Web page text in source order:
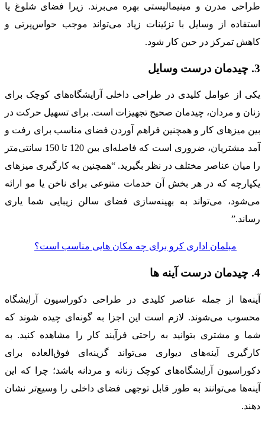
طراحی مدرن و مینیمالیستی بهره می‌برند. زیرا فضای شلوغ یا
استفاده از وسایل با تزئینات زیاد می‌تواند موجب حواس‌پرتی و
کاهش تمرکز در حین کار شود.
3. چیدمان درست وسایل
یکی از عوامل کلیدی در طراحی داخلی آرایشگاه‌های کوچک برای
زنان و مردان، چیدمان صحیح تجهیزات است. برای تسهیل حرکت در
بین میزهای کار و همچنین فراهم آوردن فضای مناسب برای رفت و
آمد مشتریان، ضروری است که فاصله‌ای بین 120 تا 150 سانتی‌متر
را میان عناصر مختلف در نظر بگیرید. “همچنین به کارگیری میزهای
یکپارچه که در هر بخش آن خدمات متنوعی برای ناخن یا مو ارائه
می‌شود، می‌تواند به بهینه‌سازی فضای سالن زیبایی شما یاری
رساند.”
مبلمان اداری کرو برای چه مکان‌ هایی مناسب است؟
4. چیدمان درست آینه ها
آینه‌ها از جمله عناصر کلیدی در طراحی دکوراسیون آرایشگاه
محسوب می‌شوند. لازم است این اجزا به گونه‌ای چیده شوند که
شما و مشتری بتوانید به راحتی فرآیند کار را مشاهده کنید. به
کارگیری آینه‌های دیواری می‌تواند گزینه‌ای فوق‌العاده برای
دکوراسیون آرایشگاه‌های کوچک زنانه و مردانه باشد؛ چرا که این
آینه‌ها می‌توانند به طور قابل توجهی فضای داخلی را وسیع‌تر نشان
دهند.